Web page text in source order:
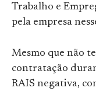
Trabalho e
pela empresa
Mesmo que não
contratação
RAIS negativa,